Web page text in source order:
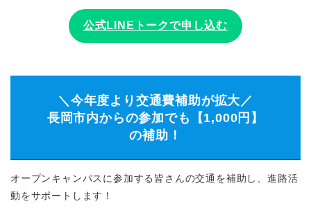
公式LINEトークで申し込む
＼今年度より交通費補助が拡大／
長岡市内からの参加でも【1,000円】
の補助！
オープンキャンパスに参加する皆さんの交通を補助し、進路活
動をサポートします！